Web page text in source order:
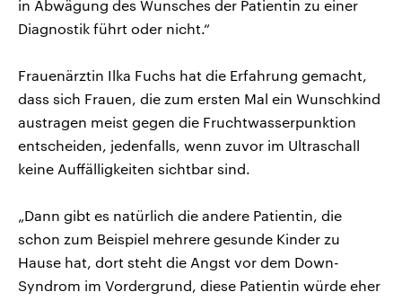
in Abwägung des Wunsches der Patientin zu einer
Diagnostik führt oder nicht.“
Frauenärztin Ilka Fuchs hat die Erfahrung gemacht,
dass sich Frauen, die zum ersten Mal ein Wunschkind
austragen meist gegen die Fruchtwasserpunktion
entscheiden, jedenfalls, wenn zuvor im Ultraschall
keine Auffälligkeiten sichtbar sind.
„Dann gibt es natürlich die andere Patientin, die
schon zum Beispiel mehrere gesunde Kinder zu
Hause hat, dort steht die Angst vor dem Down-
Syndrom im Vordergrund, diese Patientin würde eher